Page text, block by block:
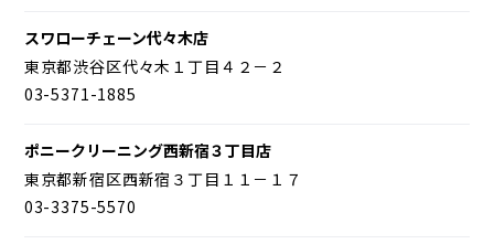
スワローチェーン代々木店
東京都渋谷区代々木１丁目４２－２
03-5371-1885
ポニークリーニング西新宿３丁目店
東京都新宿区西新宿３丁目１１－１７
03-3375-5570